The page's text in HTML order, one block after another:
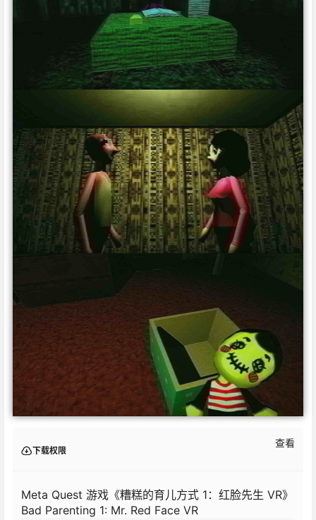
下载权限
查看
Meta Quest 游戏《糟糕的育儿方式 1：红脸先生 VR》
Bad Parenting 1: Mr. Red Face VR